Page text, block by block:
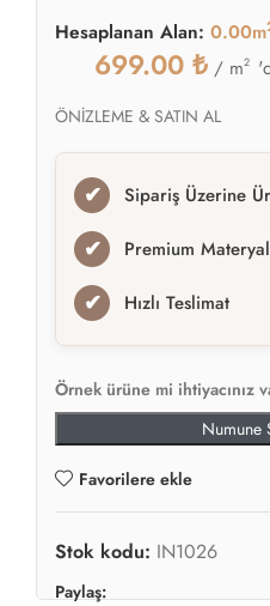
Hesaplanan Alan: 0.00m
699.00 ₺ / m2
ÖNİZLEME & SATIN AL
✔ Sipariş Üzerine
✔ Premium
✔ Hızlı Teslimat
Örnek ürüne mi ihtiyacınız
Numune
Favorilere ekle
Stok kodu: IN1026
Paylaş: